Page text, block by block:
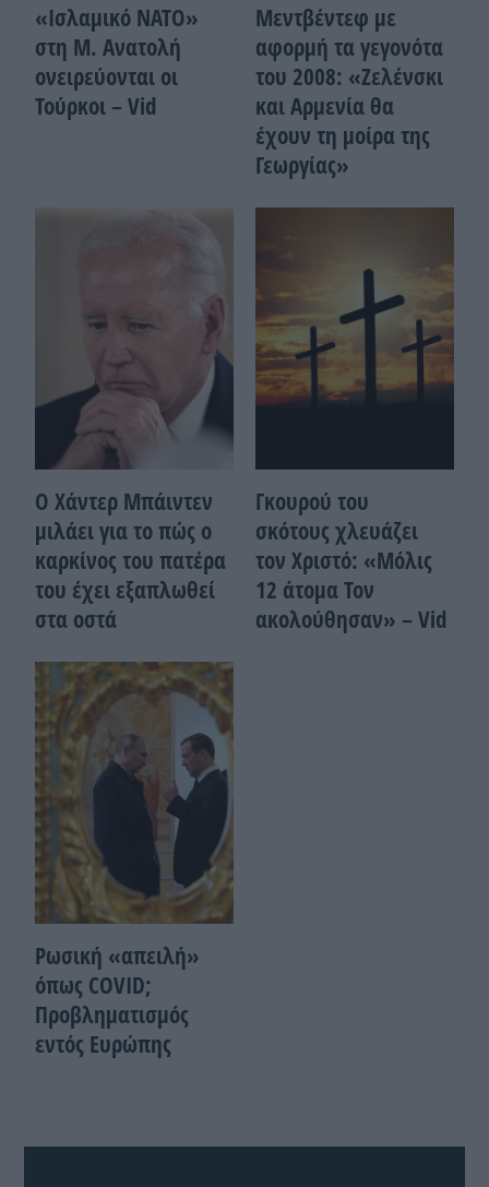
«Ισλαμικό ΝΑΤΟ»
στη Μ. Ανατολή
ονειρεύονται οι
Τούρκοι – Vid
Μεντβέντεφ με
αφορμή τα γεγονότα
του 2008: «Ζελένσκι
και Αρμενία θα
έχουν τη μοίρα της
Γεωργίας»
Ο Χάντερ Μπάιντεν
μιλάει για το πώς ο
καρκίνος του πατέρα
του έχει εξαπλωθεί
στα οστά
Γκουρού του
σκότους χλευάζει
τον Χριστό: «Μόλις
12 άτομα Τον
ακολούθησαν» – Vid
Ρωσική «απειλή»
όπως COVID;
Προβληματισμός
εντός Ευρώπης